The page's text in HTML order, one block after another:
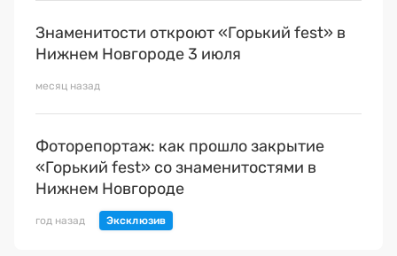
Знаменитости откроют «Горький fest» в
Нижнем Новгороде 3 июля
месяц назад
Фоторепортаж: как прошло закрытие
«Горький fest» со знаменитостями в
Нижнем Новгороде
год назад